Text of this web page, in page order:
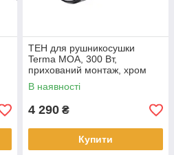
ТЕН для рушникосушки
Terma MOA, 300 Вт,
прихований монтаж, хром
В наявності
4 290 ₴
Купити